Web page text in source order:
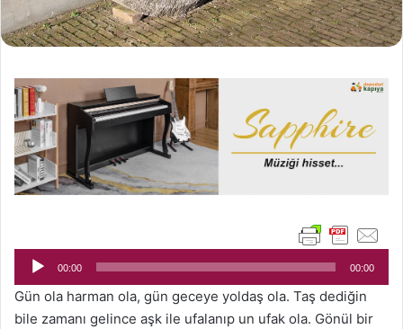
oynatıcı
00:00 00:00
Gün ola harman ola, gün geceye yoldaş ola. Taş dediğin
bile zamanı gelince aşk ile ufalanıp un ufak ola. Gönül bir